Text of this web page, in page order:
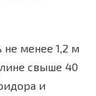
менее 1,2 м
свыше 40
и